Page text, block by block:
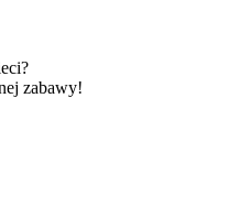
zabawy!